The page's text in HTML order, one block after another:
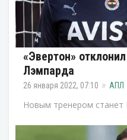
«Эвертон»
Лэмпарда
26 января 2022, 07:10 АПЛ
Новым тренером станет